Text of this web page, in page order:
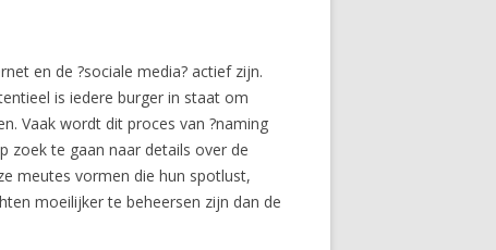
en de ?sociale media? actief zijn.
is iedere burger in staat om
Vaak wordt dit proces van ?naming
zoek te gaan naar details over de
meutes vormen die hun spotlust,
moeilijker te beheersen zijn dan de